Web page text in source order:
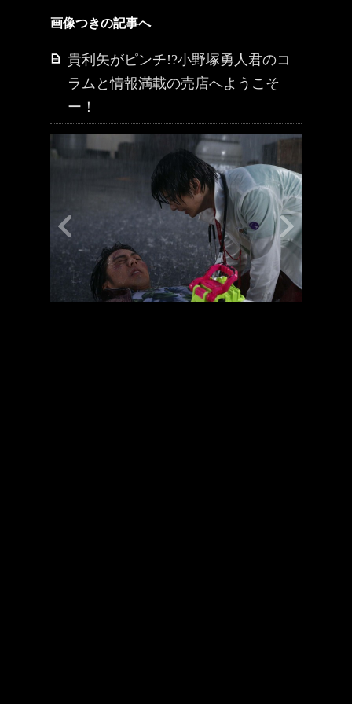
画像つきの記事へ
貴利矢がピンチ!?小野塚勇人君のコ
ラムと情報満載の売店へようこそ
ー！